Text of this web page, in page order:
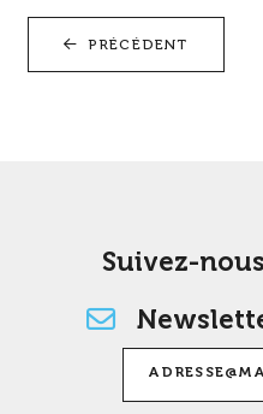
PRÉCÉDENT
Suivez-nous